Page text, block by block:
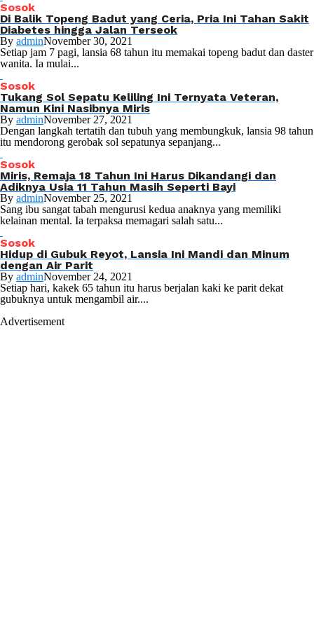
Sosok
Di Balik Topeng Badut yang Ceria, Pria Ini Tahan Sakit
Diabetes hingga Jalan Terseok
By adminNovember 30, 2021
Setiap jam 7 pagi, lansia 68 tahun itu memakai topeng badut dan daster
wanita. Ia mulai...
Sosok
Tukang Sol Sepatu Keliling Ini Ternyata Veteran,
Namun Kini Nasibnya Miris
By adminNovember 27, 2021
Dengan langkah tertatih dan tubuh yang membungkuk, lansia 98 tahun
itu mendorong gerobak sol sepatunya sepanjang...
Sosok
Miris, Remaja 18 Tahun Ini Harus Dikandangi dan
Adiknya Usia 11 Tahun Masih Seperti Bayi
By adminNovember 25, 2021
Sang ibu sangat tabah mengurusi kedua anaknya yang memiliki
kelainan mental. Ia terpaksa memagari salah satu...
Sosok
Hidup di Gubuk Reyot, Lansia Ini Mandi dan Minum
dengan Air Parit
By adminNovember 24, 2021
Setiap hari, kakek 65 tahun itu harus berjalan kaki ke parit dekat
gubuknya untuk mengambil air....
Advertisement